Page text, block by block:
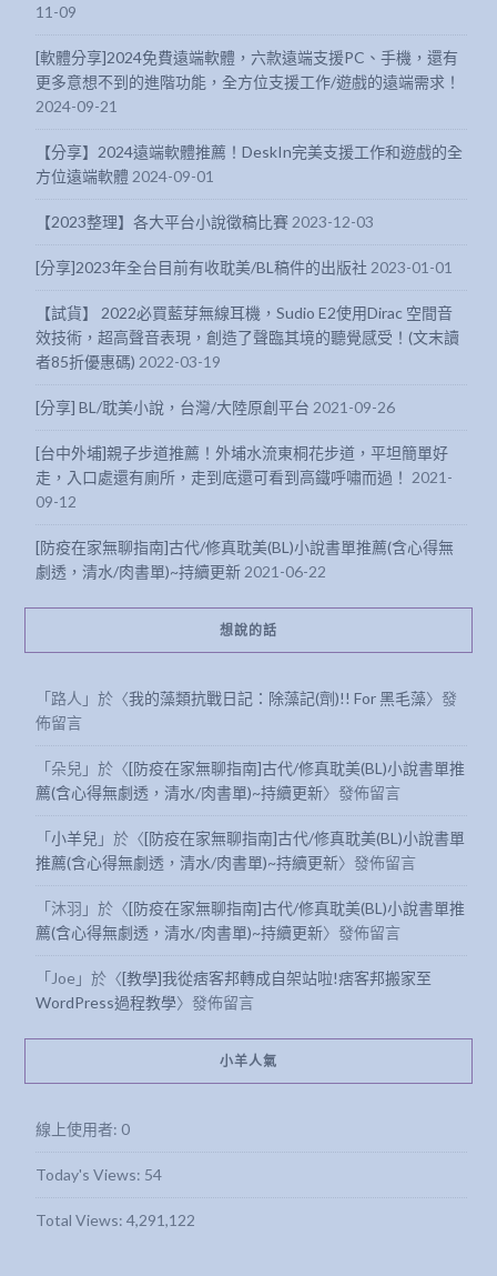
11-09
[軟體分享]2024免費遠端軟體，六款遠端支援PC、手機，還有
更多意想不到的進階功能，全方位支援工作/遊戲的遠端需求！
2024-09-21
【分享】2024遠端軟體推薦！DeskIn完美支援工作和遊戲的全
方位遠端軟體 2024-09-01
【2023整理】各大平台小說徵稿比賽 2023-12-03
[分享]2023年全台目前有收耽美/BL稿件的出版社 2023-01-01
【試貨】 2022必買藍芽無線耳機，Sudio E2使用Dirac 空間音
效技術，超高聲音表現，創造了聲臨其境的聽覺感受！(文末讀
者85折優惠碼) 2022-03-19
[分享] BL/耽美小說，台灣/大陸原創平台 2021-09-26
[台中外埔]親子步道推薦！外埔水流東桐花步道，平坦簡單好
走，入口處還有廁所，走到底還可看到高鐵呼嘯而過！ 2021-
09-12
[防疫在家無聊指南]古代/修真耽美(BL)小說書單推薦(含心得無
劇透，清水/肉書單)~持續更新 2021-06-22
想說的話
「路人 」於〈我的藻類抗戰日記：除藻記(劑)!! For 黑毛藻〉發
佈留言
「朵兒 」於〈[防疫在家無聊指南]古代/修真耽美(BL)小說書單推
薦(含心得無劇透，清水/肉書單)~持續更新〉發佈留言
「小羊兒 」於〈[防疫在家無聊指南]古代/修真耽美(BL)小說書單
推薦(含心得無劇透，清水/肉書單)~持續更新〉發佈留言
「沐羽 」於〈[防疫在家無聊指南]古代/修真耽美(BL)小說書單推
薦(含心得無劇透，清水/肉書單)~持續更新〉發佈留言
「Joe 」於〈[教學]我從痞客邦轉成自架站啦!痞客邦搬家至
WordPress過程教學〉發佈留言
小羊人氣
線上使用者: 0
Today's Views: 54
Total Views: 4,291,122